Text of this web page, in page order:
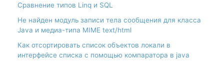
Сравнение типов Linq и SQL
Не найден модуль записи тела сообщения для класса
Java и медиа-типа MIME text/html
Как отсортировать список объектов локали в
интерфейсе списка с помощью компаратора в java